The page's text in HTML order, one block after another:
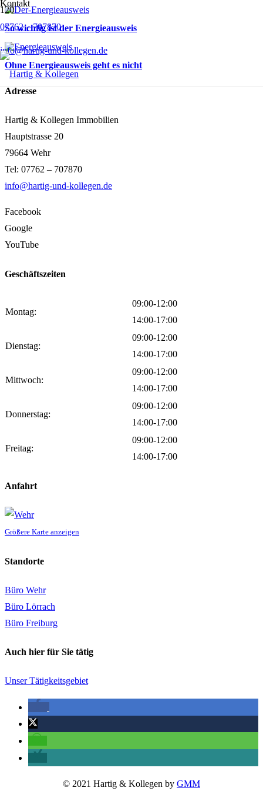
Kontakt
07762 – 707870
info@hartig-und-kollegen.de
So wichtig ist der Energieausweis
Ohne Energieausweis geht es nicht
Adresse
Hartig & Kollegen Immobilien
Hauptstrasse 20
79664 Wehr
Tel: 07762 – 707870
info@hartig-und-kollegen.de
Facebook
Google
YouTube
Geschäftszeiten
Montag:
09:00-12:00
14:00-17:00
Dienstag:
09:00-12:00
14:00-17:00
Mittwoch:
09:00-12:00
14:00-17:00
Donnerstag:
09:00-12:00
14:00-17:00
Freitag:
09:00-12:00
14:00-17:00
Anfahrt
Größere Karte anzeigen
Standorte
Büro Wehr
Büro Lörrach
Büro Freiburg
Auch hier für Sie tätig
Unser Tätigkeitsgebiet
© 2021 Hartig & Kollegen by GMM